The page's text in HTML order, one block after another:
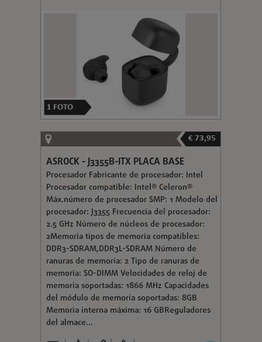
1 FOTO
€ 73,95
ASROCK - J3355B-ITX PLACA BASE
Procesador Fabricante de procesador: Intel
Procesador compatible: Intel® Celeron®
Máx.número de procesador SMP: 1 Modelo del
procesador: J3355 Frecuencia del procesador:
2.5 GHz Número de núcleos de procesador:
2Memoria tipos de memoria compatibles:
DDR3-SDRAM,DDR3L-SDRAM Número de
ranuras de memoria: 2 Tipo de ranuras de
memoria: SO-DIMM Velocidades de reloj de
memoria soportadas: 1866 MHz Capacidades
del módulo de memoria soportadas: 8GB
Memoria interna máxima: 16 GBReguladores
del almace...